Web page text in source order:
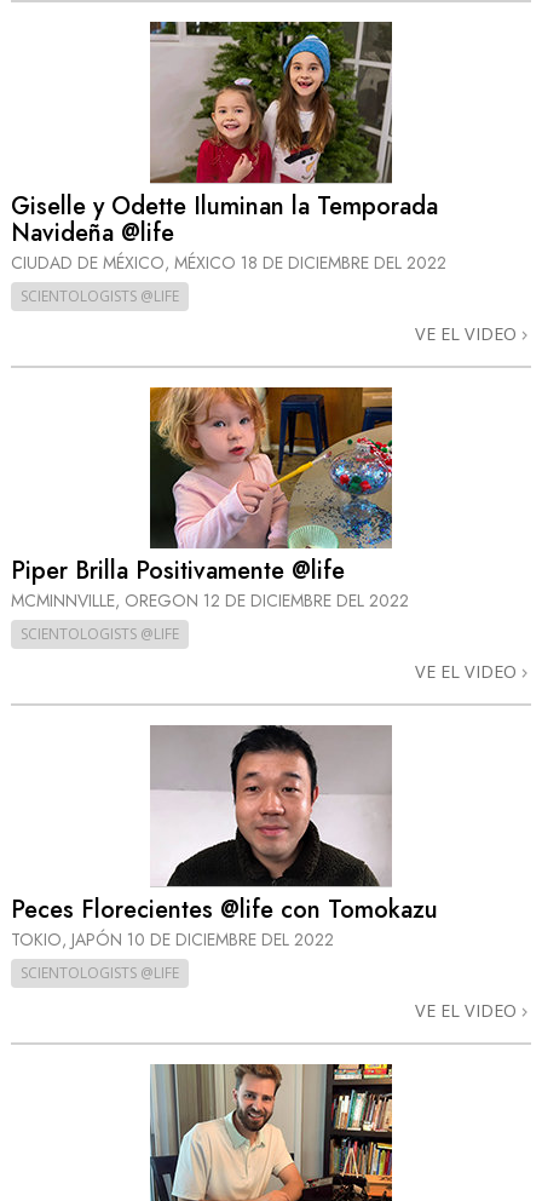
Giselle y Odette Iluminan la Temporada
Navideña @life
CIUDAD DE MÉXICO, MÉXICO 18 DE DICIEMBRE DEL 2022
SCIENTOLOGISTS @LIFE
VE EL VIDEO
Piper Brilla Positivamente @life
MCMINNVILLE, OREGON 12 DE DICIEMBRE DEL 2022
SCIENTOLOGISTS @LIFE
VE EL VIDEO
Peces Florecientes @life con Tomokazu
TOKIO, JAPÓN 10 DE DICIEMBRE DEL 2022
SCIENTOLOGISTS @LIFE
VE EL VIDEO